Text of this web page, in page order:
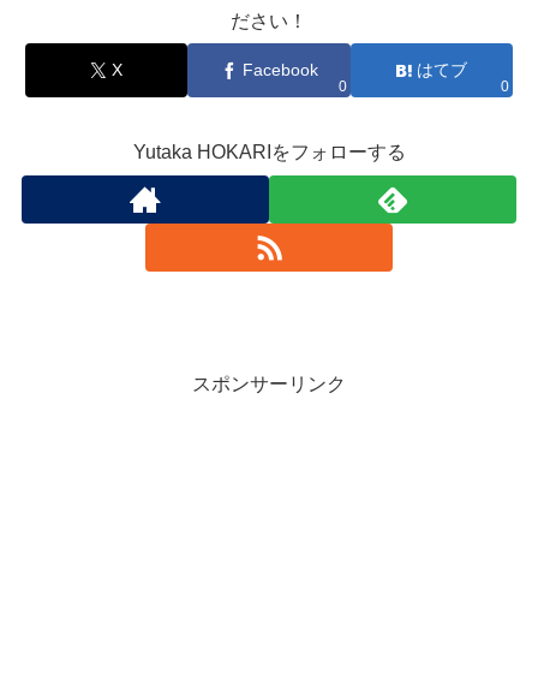
ださい！
X Facebook
0
はてブ
0
Yutaka HOKARIをフォローする
スポンサーリンク